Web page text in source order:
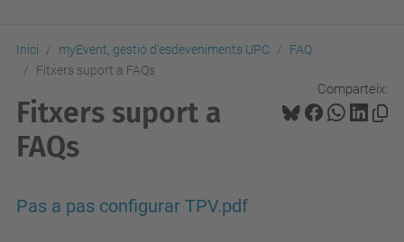
Inici myEvent, gestió d'esdeveniments UPC
FAQ
Fitxers suport a FAQs
Comparteix:
Fitxers suport a
FAQs
Pas a pas configurar TPV.pdf